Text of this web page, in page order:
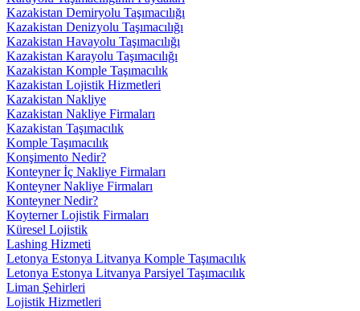
Kazakistan Demiryolu Taşımacılığı
Kazakistan Denizyolu Taşımacılığı
Kazakistan Havayolu Taşımacılığı
Kazakistan Karayolu Taşımacılığı
Kazakistan Komple Taşımacılık
Kazakistan Lojistik Hizmetleri
Kazakistan Nakliye
Kazakistan Nakliye Firmaları
Kazakistan Taşımacılık
Komple Taşımacılık
Konşimento Nedir?
Konteyner İç Nakliye Firmaları
Konteyner Nakliye Firmaları
Konteyner Nedir?
Koyterner Lojistik Firmaları
Küresel Lojistik
Lashing Hizmeti
Letonya Estonya Litvanya Komple Taşımacılık
Letonya Estonya Litvanya Parsiyel Taşımacılık
Liman Şehirleri
Lojistik Hizmetleri